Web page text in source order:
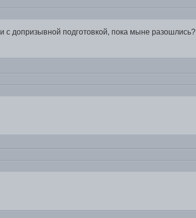
с допризывной подготовкой, пока мыне разошлись?